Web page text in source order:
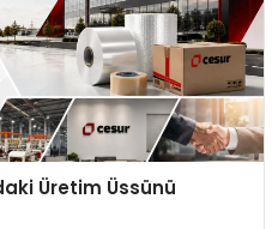
Üretim Üssünü